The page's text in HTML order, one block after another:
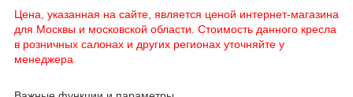
Цена, указанная на сайте, является ценой интернет-магазина
для Москвы и московской области. Стоимость данного кресла
в розничных салонах и других регионах уточняйте у
менеджера